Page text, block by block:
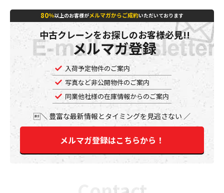
80％以上のお客様がメルマガからご成約いただいております
中古クレーンをお探しのお客様必見!!
メルマガ登録
入荷予定物件のご案内
写真など非公開物件のご案内
同業他社様の在庫情報からのご案内
豊富な最新情報とタイミングを見逃さない
メルマガ登録はこちらから！